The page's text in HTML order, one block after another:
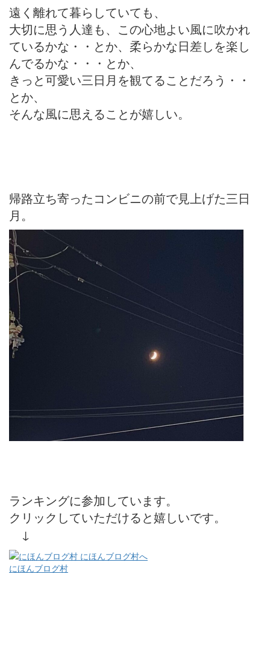
遠く離れて暮らしていても、
大切に思う人達も、この心地よい風に吹かれ
ているかな・・とか、柔らかな日差しを楽し
んでるかな・・・とか、
きっと可愛い三日月を観てることだろう・・
とか、
そんな風に思えることが嬉しい。
帰路立ち寄ったコンビニの前で見上げた三日
月。
ランキングに参加しています。
クリックしていただけると嬉しいです。
↓
にほんブログ村